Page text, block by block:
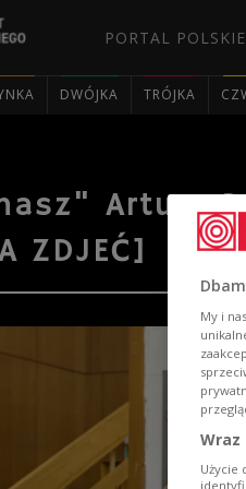
PORTAL
DWÓJKA TRÓJKA
Artura
ZDJEĆ]
My i
Wraz
Użycie